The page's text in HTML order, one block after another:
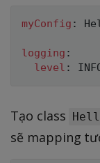
myConfig :
logging :
level :
Tạo class
sẽ mapping